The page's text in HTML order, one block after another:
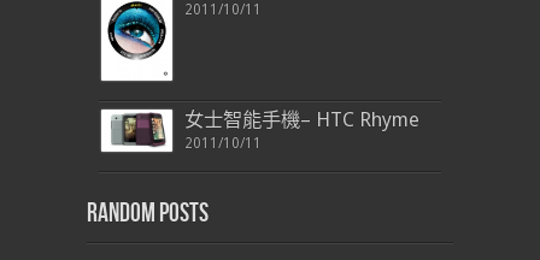
2011/10/11
女士智能手機– HTC Rhyme
2011/10/11
Random Posts